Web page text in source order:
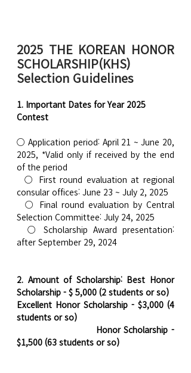
2025 THE KOREAN HONOR
SCHOLARSHIP(KHS)
Selection Guidelines
1. Important Dates for Year 2025
Contest
○ Application period: April 21 ~ June 20,
2025, *Valid only if received by the end
of the period
○ First round evaluation at regional
consular offices: June 23 ~ July 2, 2025
○ Final round evaluation by Central
Selection Committee: July 24, 2025
○ Scholarship Award presentation:
after September 29, 2024
2. Amount of Scholarship: Best Honor
Scholarship - $ 5,000 (2 students or so)
Excellent Honor Scholarship - $3,000 (4
students or so)
Honor Scholarship -
$1,500 (63 students or so)